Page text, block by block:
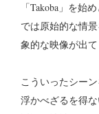
「Takoba」を始
では原始的な情
象的な映像が出て
こういったシー
浮かべざるを得